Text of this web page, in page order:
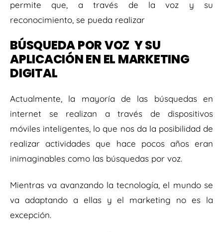
permite que, a través de la voz y su
reconocimiento, se pueda realizar
BÚSQUEDA POR VOZ Y SU
APLICACIÓN EN EL MARKETING
DIGITAL
Actualmente, la mayoría de las búsquedas en
internet se realizan a través de dispositivos
móviles inteligentes, lo que nos da la posibilidad de
realizar actividades que hace pocos años eran
inimaginables como las búsquedas por voz.
Mientras va avanzando la tecnología, el mundo se
va adaptando a ellas y el marketing no es la
excepción.